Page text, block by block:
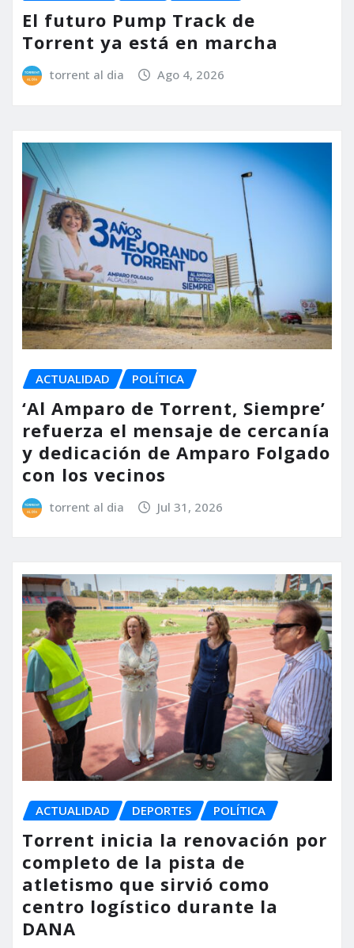
El futuro Pump Track de
Torrent ya está en marcha
torrent al dia Ago 4, 2026
ACTUALIDAD POLÍTICA
‘Al Amparo de Torrent, Siempre’
refuerza el mensaje de cercanía
y dedicación de Amparo Folgado
con los vecinos
torrent al dia Jul 31, 2026
ACTUALIDAD DEPORTES POLÍTICA
Torrent inicia la renovación por
completo de la pista de
atletismo que sirvió como
centro logístico durante la
DANA